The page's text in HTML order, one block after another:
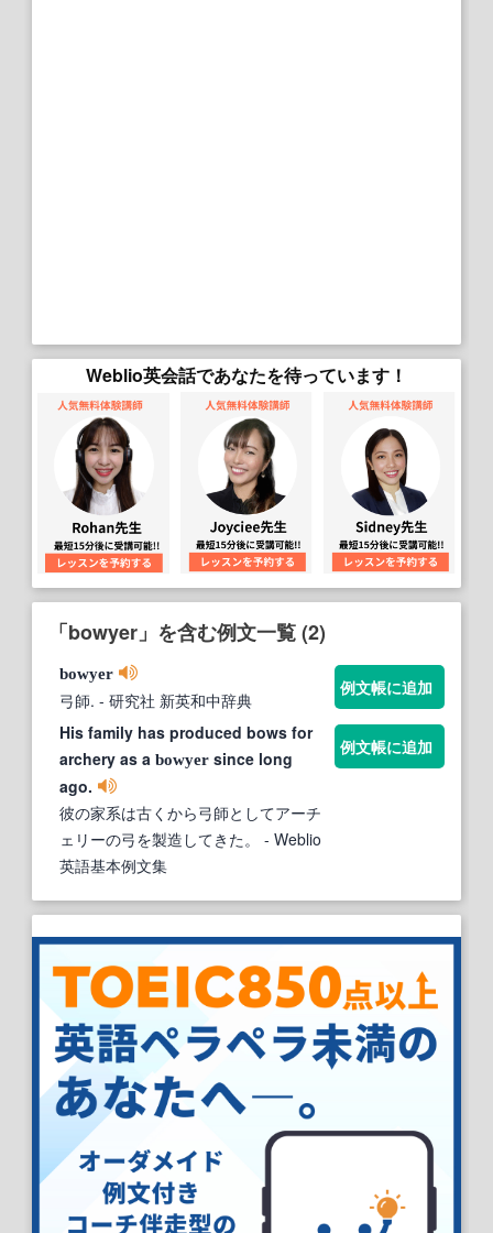
Weblio英会話であなたを待っています！
「bowyer」を含む例文一覧 (2)
bowyer
弓師. - 研究社 新英和中辞典
例文帳に追加
His family has produced bows for
archery as a bowyer since long
ago.
彼の家系は古くから弓師としてアーチ
ェリーの弓を製造してきた。
- Weblio
英語基本例文集
例文帳に追加